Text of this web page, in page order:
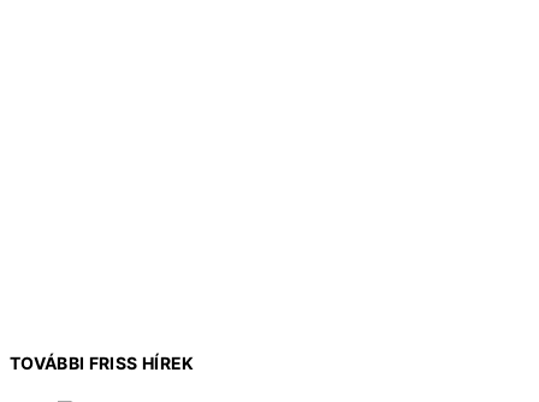
TOVÁBBI FRISS HÍREK